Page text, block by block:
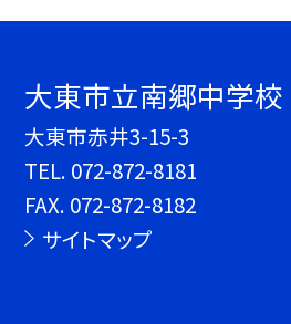
大東市立南郷中学校
大東市赤井3-15-3
TEL. 072-872-8181
FAX. 072-872-8182
サイトマップ